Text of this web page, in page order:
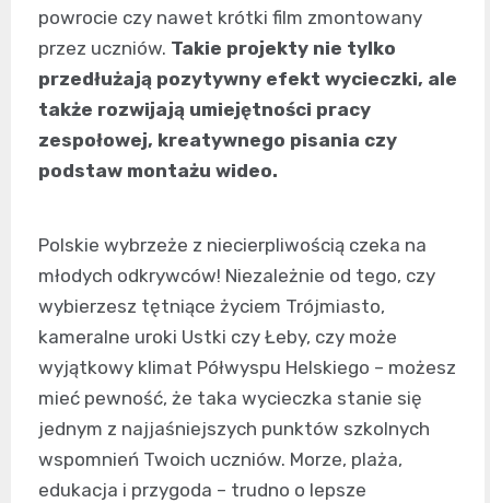
powrocie czy nawet krótki film zmontowany
przez uczniów. Takie projekty nie tylko
przedłużają pozytywny efekt wycieczki, ale
także rozwijają umiejętności pracy
zespołowej, kreatywnego pisania czy
podstaw montażu wideo.
Polskie wybrzeże z niecierpliwością czeka na
młodych odkrywców! Niezależnie od tego, czy
wybierzesz tętniące życiem Trójmiasto,
kameralne uroki Ustki czy Łeby, czy może
wyjątkowy klimat Półwyspu Helskiego – możesz
mieć pewność, że taka wycieczka stanie się
jednym z najjaśniejszych punktów szkolnych
wspomnień Twoich uczniów. Morze, plaża,
edukacja i przygoda – trudno o lepsze